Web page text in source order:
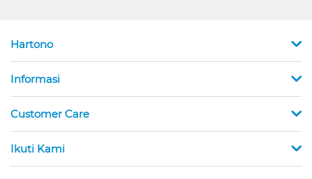
Hartono
Informasi
Customer Care
Ikuti Kami